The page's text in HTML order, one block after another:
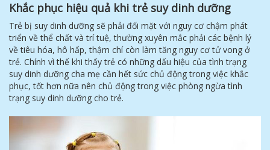
Khắc phục hiệu quả khi trẻ suy dinh dưỡng
Trẻ bị suy dinh dưỡng sẽ phải đối mặt với nguy cơ chậm phát
triển về thể chất và trí tuệ, thường xuyên mắc phải các bệnh lý
về tiêu hóa, hô hấp, thậm chí còn làm tăng nguy cơ tử vong ở
trẻ. Chính vì thế khi thấy trẻ có những dấu hiệu của tình trạng
suy dinh dưỡng cha mẹ cần hết sức chủ động trong việc khắc
phục, tốt hơn nữa nên chủ động trong việc phòng ngừa tình
trạng suy dinh dưỡng cho trẻ.